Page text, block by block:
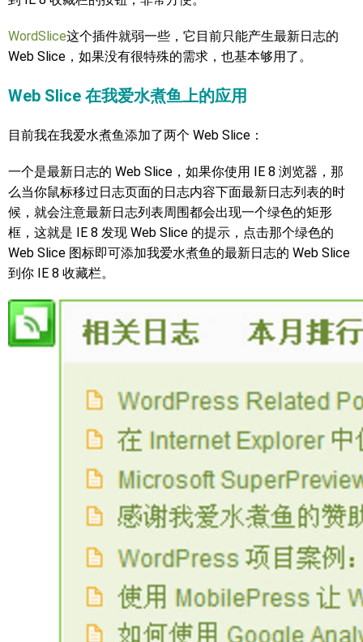
WordSlice这个插件就弱一些，它目前只能产生最新日志的
Web Slice，如果没有很特殊的需求，也基本够用了。
Web Slice 在我爱水煮鱼上的应用
目前我在我爱水煮鱼添加了两个 Web Slice：
一个是最新日志的 Web Slice，如果你使用 IE 8 浏览器，那
么当你鼠标移过日志页面的日志内容下面最新日志列表的时
候，就会注意最新日志列表周围都会出现一个绿色的矩形
框，这就是 IE 8 发现 Web Slice 的提示，点击那个绿色的
Web Slice 图标即可添加我爱水煮鱼的最新日志的 Web Slice
到你 IE 8 收藏栏。